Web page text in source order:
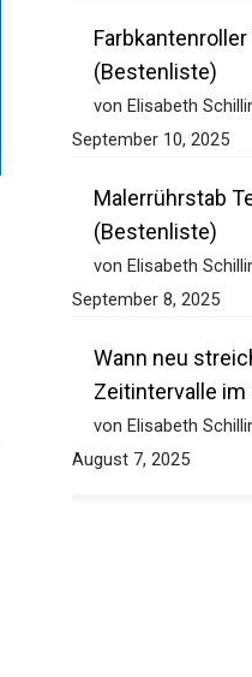
(Bestenliste)
von Elisabeth
September 10, 2025
Malerrührstab
(Bestenliste)
von Elisabeth
September 8, 2025
Wann neu
Zeitintervalle im
von Elisabeth
August 7, 2025